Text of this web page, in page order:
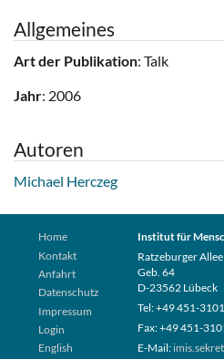
Allgemeines
Art der Publikation: Talk
Jahr: 2006
Autoren
Michael Herczeg
Home
Kontakt
Anfahrt
Datenschutz
Impressum
Login
English
Institut für
Ratzeburger
Geb. 64
D-23562 Lübeck
Tel: +49 451-
Fax: +49 451-
E-Mail: